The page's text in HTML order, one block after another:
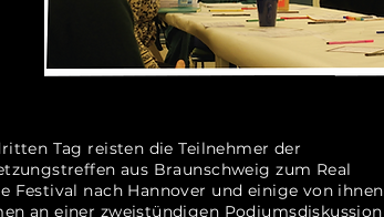
Tag reisten die Teilnehmer der
aus Braunschweig zum Real
Festival nach Hannover und einige von ihnen
an einer zweistündigen Podiumsdiskussion